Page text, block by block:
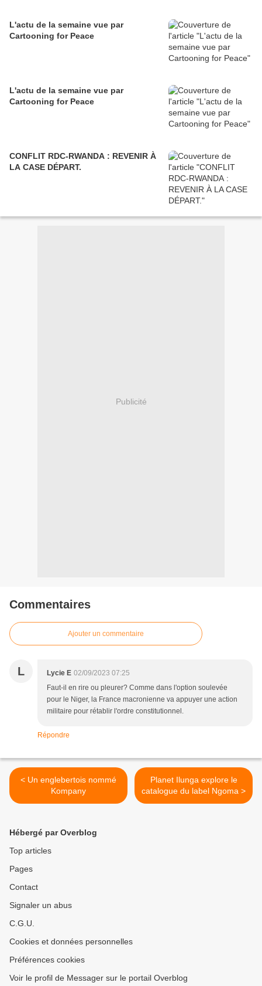
L'actu de la semaine vue par
Cartooning for Peace
L'actu de la semaine vue par
Cartooning for Peace
CONFLIT RDC-RWANDA : REVENIR À
LA CASE DÉPART.
Publicité
Commentaires
Ajouter un commentaire
L Lycie E 02/09/2023 07:25
Faut-il en rire ou pleurer? Comme dans l'option soulevée
pour le Niger, la France macronienne va appuyer une action
militaire pour rétablir l'ordre constitutionnel.
Répondre
< Un englebertois nommé
Kompany
Planet Ilunga explore le
catalogue du label Ngoma >
Hébergé par Overblog
Top articles
Pages
Contact
Signaler un abus
C.G.U.
Cookies et données personnelles
Préférences cookies
Voir le profil de Messager sur le portail Overblog